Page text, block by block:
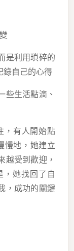
是利用瑣碎的
錄自己的心得
些生活點滴、
，有人開始點
慢地，她建立
越受到歡迎，
她找回了自
，成功的關鍵